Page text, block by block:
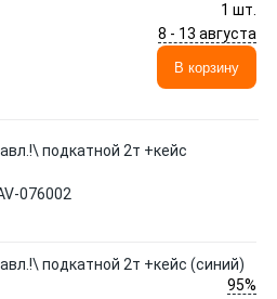
1 шт.
8 - 13 августа
В корзину
подкатной 2т +кейс
076002
подкатной 2т +кейс (синий)
95%